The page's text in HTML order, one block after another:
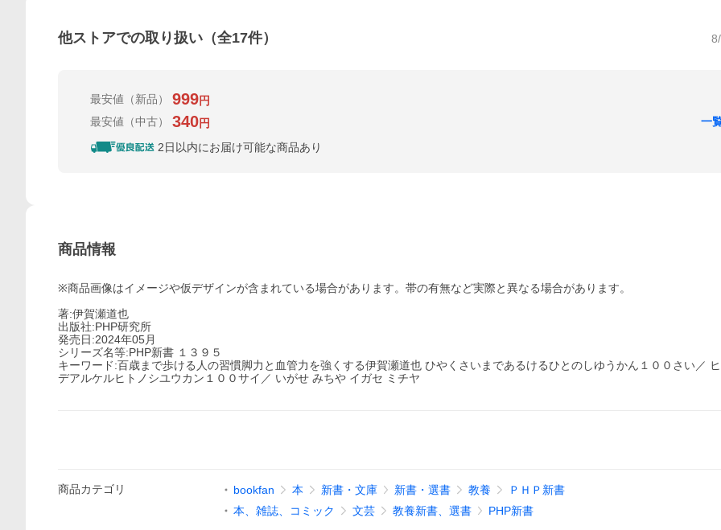
他ストアでの取り扱い（全17件）
最安値 （新品） 999円
最安値 （中古） 340円
2日以内にお届け可能な商品あり
一
商品情報
※商品画像はイメージや仮デザインが含まれている場合があります。帯の有無など実際と異なる場合があります。
著:伊賀瀬道也
出版社:PHP研究所
発売日:2024年05月
シリーズ名等:PHP新書 １３９５
キーワード:百歳まで歩ける人の習慣脚力と血管力を強くする伊賀瀬道也 ひやくさいまであるけるひとのしゆうかん１００さい／
デアルケルヒトノシユウカン１００サイ／ いがせ みちや イガセ ミチヤ
商品カテゴリ bookfan 本 新書・文庫 新書・選書 教養
ＰＨＰ新書
本、雑誌、コミック
文芸 教養新書、選書 PHP新書